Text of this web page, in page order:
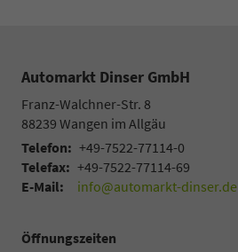
Automarkt Dinser GmbH
Franz-Walchner-Str. 8
88239 Wangen im Allgäu
Telefon: +49-7522-77114-0
Telefax: +49-7522-77114-69
E-Mail:
info@automarkt-dinser.de
Öffnungszeiten